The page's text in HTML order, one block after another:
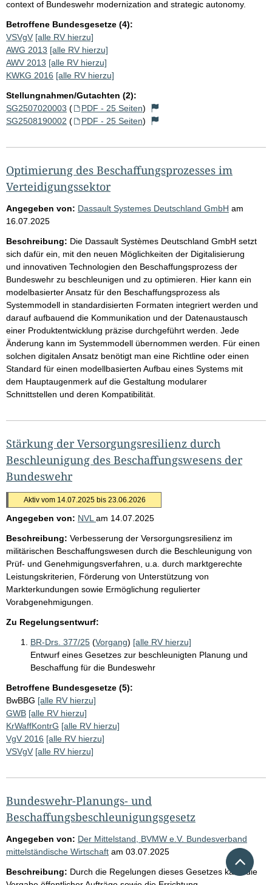
context of Bundeswehr modernization and strategic autonomy.
Betroffene Bundesgesetze (4):
VSVgV [alle RV hierzu]
AWG 2013 [alle RV hierzu]
AWV 2013 [alle RV hierzu]
KWKG 2016 [alle RV hierzu]
Stellungnahmen/Gutachten (2):
SG2507020003 ( PDF - 25 Seiten)
SG2508190002 ( PDF - 25 Seiten)
Optimierung des Beschaffungsprozesses im
Verteidigungssektor
Angegeben von: Dassault Systemes Deutschland GmbH am
16.07.2025
Beschreibung: Die Dassault Systèmes Deutschland GmbH setzt
sich dafür ein, mit den neuen Möglichkeiten der Digitalisierung
und innovativen Technologien den Beschaffungsprozess der
Bundeswehr zu beschleunigen und zu optimieren. Hier kann ein
modelbasierter Ansatz für den Beschaffungsprozess als
Systemmodell in standardisierten Formaten integriert werden und
darauf aufbauend die Kommunikation und der Datenaustausch
einer Produktentwicklung präzise durchgeführt werden. Jede
Änderung kann im Systemmodell übernommen werden. Für einen
solchen digitalen Ansatz benötigt man eine Richtline oder einen
Standard für einen modellbasierten Aufbau eines Systems mit
dem Hauptaugenmerk auf die Gestaltung modularer
Schnittstellen und deren Kompatibilität.
Stärkung der Versorgungsresilienz durch
Beschleunigung des Beschaffungswesens der
Bundeswehr
Aktiv vom 14.07.2025 bis 23.06.2026
Angegeben von: NVL am 14.07.2025
Beschreibung: Verbesserung der Versorgungsresilienz im
militärischen Beschaffungswesen durch die Beschleunigung von
Prüf- und Genehmigungsverfahren, u.a. durch marktgerechte
Leistungskriterien, Förderung von Unterstützung von
Markterkundungen sowie Ermöglichung regulierter
Vorabgenehmigungen.
Zu Regelungsentwurf:
BR-Drs. 377/25 (Vorgang) [alle RV hierzu]
Entwurf eines Gesetzes zur beschleunigten Planung und
Beschaffung für die Bundeswehr
Betroffene Bundesgesetze (5):
BwBBG [alle RV hierzu]
GWB [alle RV hierzu]
KrWaffKontrG [alle RV hierzu]
VgV 2016 [alle RV hierzu]
VSVgV [alle RV hierzu]
Bundeswehr-Planungs- und
Beschaffungsbeschleunigungsgesetz
Angegeben von: Der Mittelstand, BVMW e.V. Bundesverband
mittelständische Wirtschaft am 03.07.2025
Beschreibung: Durch die Regelungen dieses Gesetzes kann die